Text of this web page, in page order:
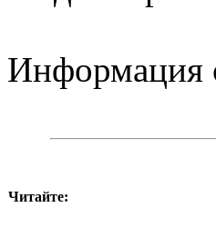
Информация
Читайте: